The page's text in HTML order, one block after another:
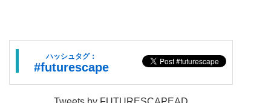
ハッシュタグ：
#futurescape